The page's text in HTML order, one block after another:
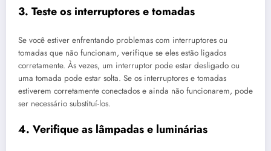
3. Teste os interruptores e tomadas
Se você estiver enfrentando problemas com interruptores ou
tomadas que não funcionam, verifique se eles estão ligados
corretamente. Às vezes, um interruptor pode estar desligado ou
uma tomada pode estar solta. Se os interruptores e tomadas
estiverem corretamente conectados e ainda não funcionarem, pode
ser necessário substituí-los.
4. Verifique as lâmpadas e luminárias